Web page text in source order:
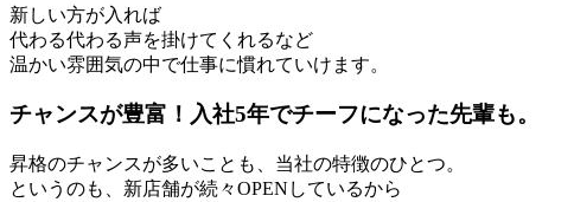
新しい方が入れば
代わる代わる声を掛けてくれるなど
温かい雰囲気の中で仕事に慣れていけます。
チャンスが豊富！入社5年でチーフになった先輩も。
昇格のチャンスが多いことも、当社の特徴のひとつ。
というのも、新店舗が続々OPENしているから